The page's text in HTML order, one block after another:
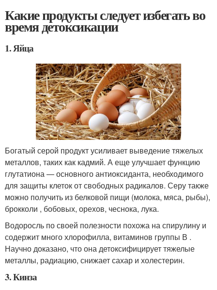
Какие продукты следует избегать во
время детоксикации
1. Яйца
Богатый серой продукт усиливает выведение тяжелых
металлов, таких как кадмий. А еще улучшает функцию
глутатиона — основного антиоксиданта, необходимого
для защиты клеток от свободных радикалов. Серу также
можно получить из белковой пищи (молока, мяса, рыбы),
брокколи , бобовых, орехов, чеснока, лука.
Водоросль по своей полезности похожа на спирулину и
содержит много хлорофилла, витаминов группы В .
Научно доказано, что она детоксифицирует тяжелые
металлы, радиацию, снижает сахар и холестерин.
3. Кинза